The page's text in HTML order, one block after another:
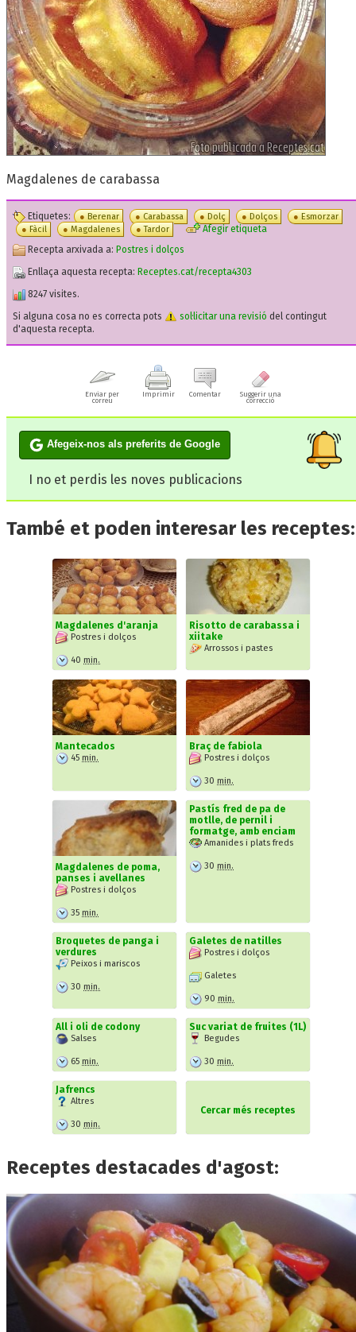
Magdalenes de carabassa
Etiquetes: Berenar Carabassa Dolç Dolços
Esmorzar
Fàcil
Magdalenes Tardor
Afegir etiqueta
Recepta arxivada a: Postres i dolços
Enllaça aquesta recepta: Receptes.cat/recepta4303
8247 visites.
Si alguna cosa no es correcta pots
sol·licitar una revisió del contingut
d'aquesta recepta.
Enviar per
correu
Imprimir Comentar
Suggerir una
correcció
Afegeix-nos als preferits de Google
I no et perdis les noves publicacions
També et poden interesar les receptes:
Magdalenes d'aranja
Postres i dolços
40 min.
Risotto de carabassa i
xiitake
Arrossos i pastes
Mantecados
45 min.
Braç de fabiola
Postres i dolços
30 min.
Magdalenes de poma,
panses i avellanes
Postres i dolços
35 min.
Pastís fred de pa de
motlle, de pernil i
formatge, amb enciam
Amanides i plats freds
30 min.
Broquetes de panga i
verdures
Peixos i mariscos
30 min.
Galetes de natilles
Postres i dolços
Galetes
90 min.
All i oli de codony
Salses
65 min.
Suc variat de fruites (1L)
Begudes
30 min.
Jafrencs
Altres
30 min.
Cercar més receptes
Receptes destacades d'agost: